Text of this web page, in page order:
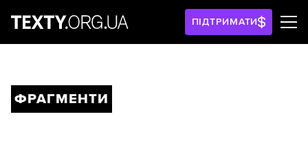
ПІДТРИМАТИ
ФРАГМЕНТИ